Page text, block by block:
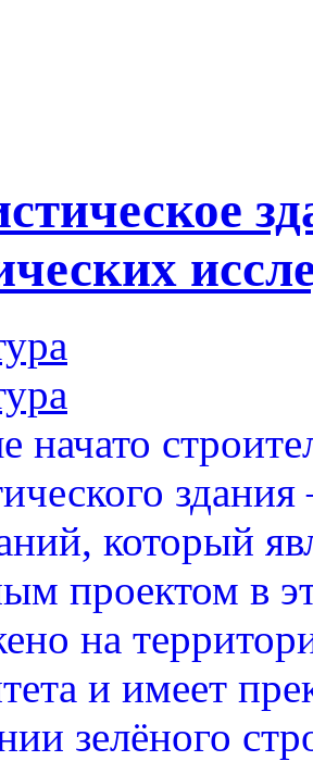
начато
который
проектом в
на
и имеет
зелёного